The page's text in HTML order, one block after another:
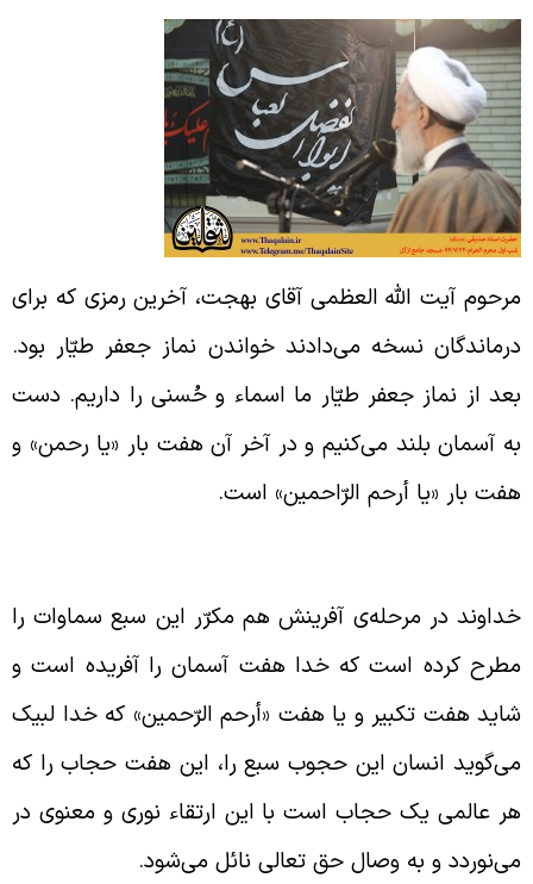
آیت الله العظمی آقای بهجت، آخرین رمزی که برای
نسخه می‌دادند خواندن نماز جعفر طیّار بود.
از نماز جعفر طیّار ما اسماء و حُسنی را داریم. دست
آسمان بلند می‌کنیم و در آخر آن هفت بار «یا رحمن» و
بار «یا أرحم الرّاحمین» است.
در مرحله‌ی آفرینش هم مکرّر این سبع سماوات را
کرده است که خدا هفت آسمان را آفریده است و
هفت تکبیر و یا هفت «أرحم الرّحمین» که خدا لبیک
انسان این حجوب سبع را، این هفت حجاب را که
عالمی یک حجاب است با این ارتقاء نوری و معنوی در
و به وصال حق تعالی نائل می‌شود.